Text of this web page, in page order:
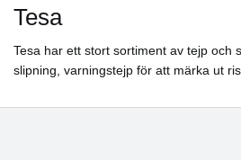
Tesa
Tesa har ett stort sortiment av tejp och
slipning, varningstejp för att märka ut